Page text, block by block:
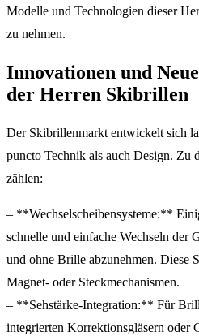
Modelle und Technologien dieser
zu nehmen.
Innovationen und
der Herren Skibrillen
Der Skibrillenmarkt entwickelt sich
puncto Technik als auch Design. Zu
zählen:
– **Wechselscheibensysteme:**
schnelle und einfache Wechseln der
und ohne Brille abzunehmen. Diese
Magnet- oder Steckmechanismen.
– **Sehstärke-Integration:** Für
integrierten Korrektionsgläsern oder